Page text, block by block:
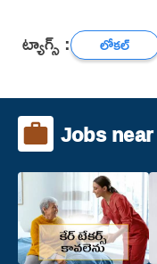
ట్యాగ్స్ : లోకల్
Jobs